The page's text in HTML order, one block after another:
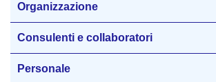
Organizzazione
Consulenti e collaboratori
Personale